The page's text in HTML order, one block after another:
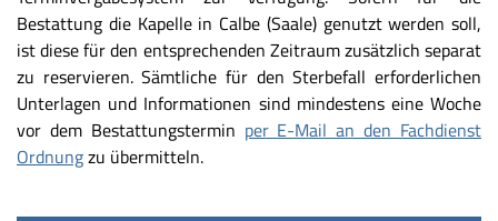
Bestattung die Kapelle in Calbe (Saale) genutzt werden soll,
ist diese für den entsprechenden Zeitraum zusätzlich separat
zu reservieren. Sämtliche für den Sterbefall erforderlichen
Unterlagen und Informationen sind mindestens eine Woche
vor dem Bestattungstermin per E-Mail an den Fachdienst
Ordnungzu übermitteln.